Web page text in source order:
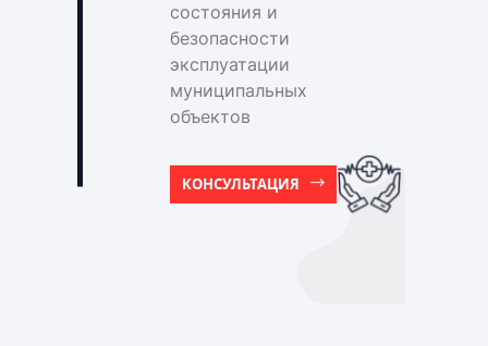
состояния и
безопасности
эксплуатации
муниципальных
объектов
КОНСУЛЬТАЦИЯ